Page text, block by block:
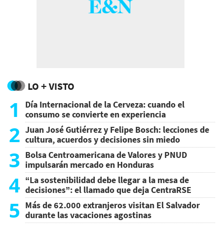
LO + VISTO
1
Día Internacional de la Cerveza: cuando el
consumo se convierte en experiencia
2 Juan José Gutiérrez y Felipe Bosch: lecciones de
cultura, acuerdos y decisiones sin miedo
3 Bolsa Centroamericana de Valores y PNUD
impulsarán mercado en Honduras
4 “La sostenibilidad debe llegar a la mesa de
decisiones”: el llamado que deja CentraRSE
5 Más de 62.000 extranjeros visitan El Salvador
durante las vacaciones agostinas